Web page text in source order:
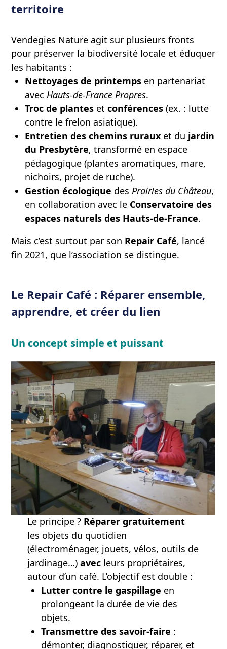
territoire
Vendegies Nature agit sur plusieurs fronts
pour préserver la biodiversité locale et éduquer
les habitants :
Nettoyages de printemps en partenariat
avec Hauts-de-France Propres.
Troc de plantes et conférences (ex. : lutte
contre le frelon asiatique).
Entretien des chemins ruraux et du jardin
du Presbytère, transformé en espace
pédagogique (plantes aromatiques, mare,
nichoirs, projet de ruche).
Gestion écologique des Prairies du Château,
en collaboration avec le Conservatoire des
espaces naturels des Hauts-de-France.
Mais c’est surtout par son Repair Café, lancé
fin 2021, que l’association se distingue.
Le Repair Café : Réparer ensemble,
apprendre, et créer du lien
Un concept simple et puissant
Le principe ? Réparer gratuitement
les objets du quotidien
(électroménager, jouets, vélos, outils de
jardinage…)avec leurs propriétaires,
autour d’un café. L’objectif est double :
Lutter contre le gaspillage en
prolongeant la durée de vie des
objets.
Transmettre des savoir-faire :
démonter, diagnostiquer, réparer, et